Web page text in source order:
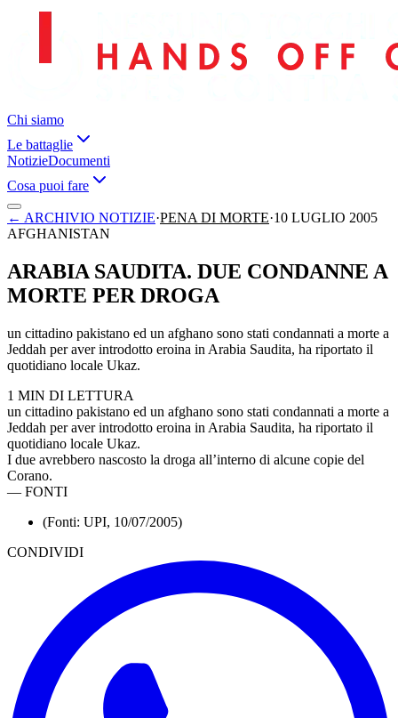
Chi siamo
Le battaglie
NotizieDocumenti
Cosa puoi fare
← ARCHIVIO NOTIZIE·PENA DI MORTE·10 LUGLIO 2005
AFGHANISTAN
ARABIA SAUDITA. DUE CONDANNE A
MORTE PER DROGA
un cittadino pakistano ed un afghano sono stati condannati a morte a
Jeddah per aver introdotto eroina in Arabia Saudita, ha riportato il
quotidiano locale Ukaz.
1 MIN DI LETTURA
un cittadino pakistano ed un afghano sono stati condannati a morte a
Jeddah per aver introdotto eroina in Arabia Saudita, ha riportato il
quotidiano locale Ukaz.
I due avrebbero nascosto la droga all’interno di alcune copie del
Corano.
— FONTI
(Fonti: UPI, 10/07/2005)
CONDIVIDI